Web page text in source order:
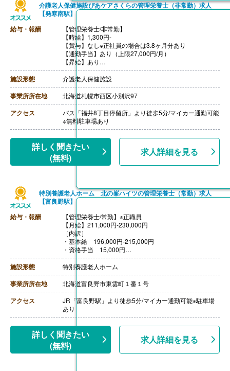
介護老人保健施設ぴあケアさくらの管理栄養士（非常勤）求人
【発寒南駅】
給与・報酬
【管理栄養士/非常勤】
【時給】1,300円-
【賞与】なし※正社員の場合は3.8ヶ月分あり
【通勤手当】あり（上限27,000円/月）
【昇給】あり
【退職金】なし
施設形態 介護老人保健施設
事業所所在地 北海道札幌市西区小別沢97
アクセス
バス「福井8丁目停留所」より徒歩5分/マイカー通勤可能
※無料駐車場あり
詳しく聞きたい
(無料)
求人詳細を見る
特別養護老人ホーム 北の峯ハイツの管理栄養士（常勤）求人
【富良野駅】
給与・報酬
【管理栄養士/常勤】※正職員
【月給】211,000円-230,000円
［内訳］
・基本給 196,000円-215,000円
・資格手当 15,000円
［その他手当］
・燃料手当※11-3月支給
・住宅手当 最大15,000円※世帯主の場合支給
・扶養手当 4,000円-
・子ども手当 3,000円-5,000円
・処遇改善加算手当 7,440円
【賞与】年2回（計350,000円-550,000円）※前年度実績
【通勤手当】あり（上限35,100円/月）
績
【退職金】あり※勤続1年以上
施設形態 特別養護老人ホーム
事業所所在地 北海道富良野市東雲町１番１号
アクセス
JR「富良野駅」より徒歩5分/マイカー通勤可能※駐車場
あり
詳しく聞きたい
(無料)
求人詳細を見る